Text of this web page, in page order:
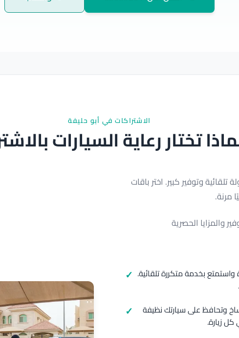
الاشتراكات في أبو حليفة
تختار رعاية السيارات
وتوفير كبير. اختر باقات
والمزايا الحصرية
بخدمة متكررة تلقائية.
وتحافظ على سيارتك نظيفة
زيارة.